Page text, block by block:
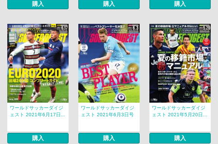
購入 購入 購入
ワールドサッカーダイジ
ェスト 2021年6月17日...
購入
ワールドサッカーダイジ
ェスト 2021年6月3日号
購入
ワールドサッカーダイジ
ェスト 2021年5月20日...
購入